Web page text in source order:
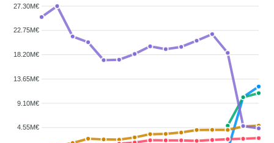
27.30M€
22.75M€
18.20M€
13.65M€
9.10M€
4.55M€